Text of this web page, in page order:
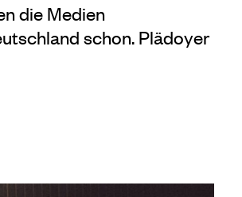
die Medien
schon. Plädoyer